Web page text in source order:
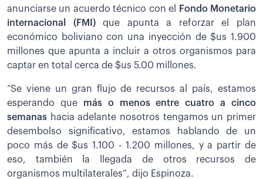
anunciarse un acuerdo técnico con el
Fondo Monetario
internacional (FMI)que apunta a reforzar el plan
económico boliviano con una inyección de $us 1.900
millones que apunta a incluir a otros organismos para
captar en total cerca de $us 5.00 millones.
“Se viene un gran flujo de recursos al país, estamos
esperando que más o menos entre cuatro a cinco
semanas hacia adelante nosotros tengamos un primer
desembolso significativo, estamos hablando de un
poco más de $us 1.100 - 1.200 millones, y a partir de
eso, también la llegada de otros recursos de
organismos multilaterales”, dijo Espinoza.